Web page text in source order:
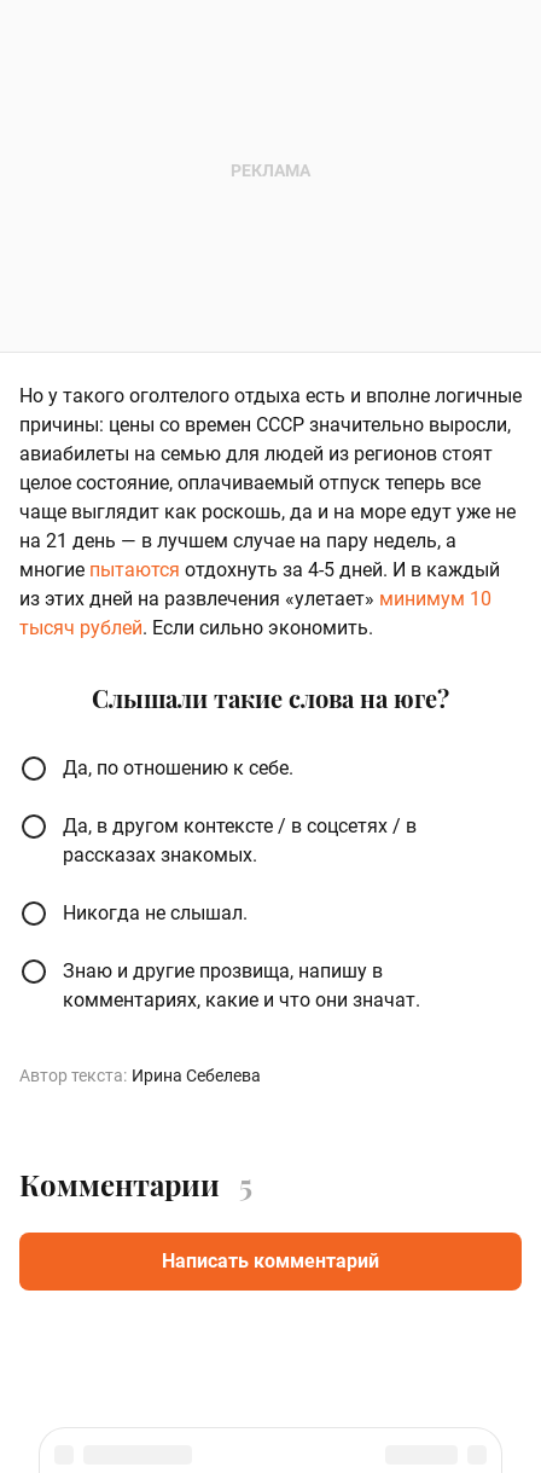
Но у такого оголтелого отдыха есть и вполне логичные
причины: цены со времен СССР значительно выросли,
авиабилеты на семью для людей из регионов стоят
целое состояние, оплачиваемый отпуск теперь все
чаще выглядит как роскошь, да и на море едут уже не
на 21 день — в лучшем случае на пару недель, а
многие пытаются отдохнуть за 4-5 дней. И в каждый
из этих дней на развлечения «улетает» минимум 10
тысяч рублей. Если сильно экономить.
Слышали такие слова на юге?
Да, по отношению к себе.
Да, в другом контексте / в соцсетях / в
рассказах знакомых.
Никогда не слышал.
Знаю и другие прозвища, напишу в
комментариях, какие и что они значат.
Автор текста: Ирина Себелева
Комментарии 5
Написать комментарий